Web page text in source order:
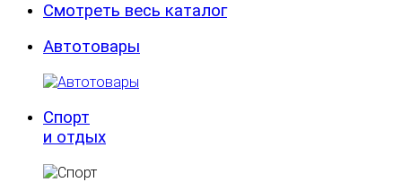
Смотреть весь каталог
Автотовары
Спорт
и отдых